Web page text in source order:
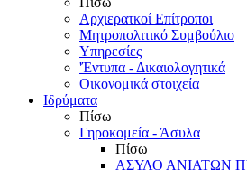
Αρχιερατκοί Επίτροποι
Μητροπολιτικό Συμβούλιο
Υπηρεσίες
'Έντυπα - Δικαιολογητικά
Οικονομικά στοιχεία
Ιδρύματα
Πίσω
Γηροκομεία - Άσυλα
Πίσω
ΑΣΥΛΟ ΑΝΙΑΤΩΝ